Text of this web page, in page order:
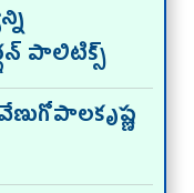
పాలిటిక్స్‌